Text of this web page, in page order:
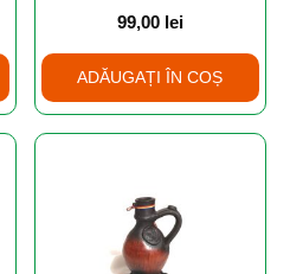
99,00 lei
ADĂUGAȚI ÎN COȘ